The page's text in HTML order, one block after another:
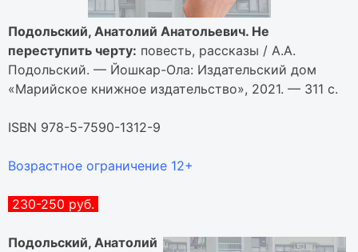
Подольский, Анатолий Анатольевич. Не
переступить черту: повесть, рассказы / А.А.
Подольский. — Йошкар-Ола: Издательский дом
«Марийское книжное издательство», 2021. — 311 с.
ISBN 978-5-7590-1312-9
Возрастное ограничение 12+
230-250 руб.
Подольский, Анатолий